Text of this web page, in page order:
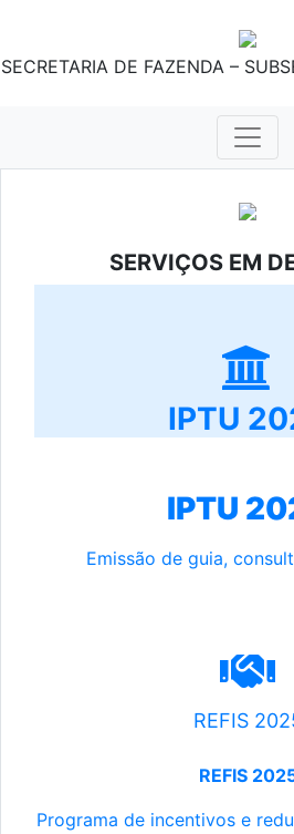
SECRETARIA DE FAZENDA –
SERVIÇOS EM
IPTU
IPTU
Emissão de guia,
REFIS
REFIS
Programa de incentivos e